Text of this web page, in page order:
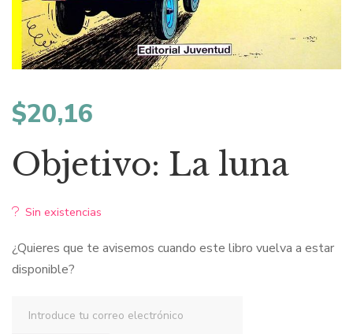
$20,16
Objetivo: La luna
Sin existencias
¿Quieres que te avisemos cuando este libro vuelva a estar
disponible?